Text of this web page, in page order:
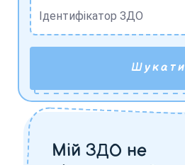
Ідентифікатор ЗДО
Шукати
Мій ЗДО не